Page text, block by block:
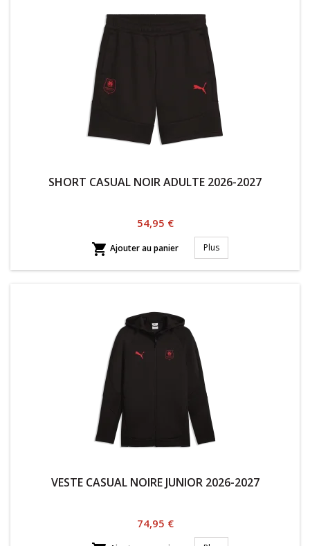
SHORT CASUAL NOIR ADULTE 2026-2027
Prix
54,95 €
 Ajouter au panier Plus
VESTE CASUAL NOIRE JUNIOR 2026-2027
Prix
74,95 €